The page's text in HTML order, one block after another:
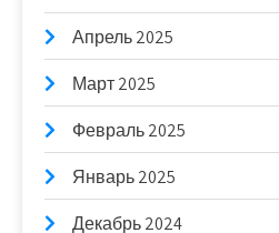
Апрель 2025
Март 2025
Февраль 2025
Январь 2025
Декабрь 2024